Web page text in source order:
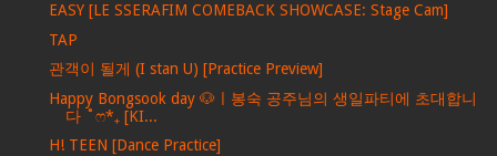
EASY [LE SSERAFIM COMEBACK SHOWCASE: Stage Cam]
TAP
관객이 될게 (I stan U) [Practice Preview]
Happy Bongsook day 🐶ㅣ봉숙 공주님의 생일파티에 초대합니
다 ˚ෆ*₊ [KI...
H! TEEN [Dance Practice]